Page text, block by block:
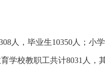
人，毕业生10350人；小
学校教职工共计8031人，